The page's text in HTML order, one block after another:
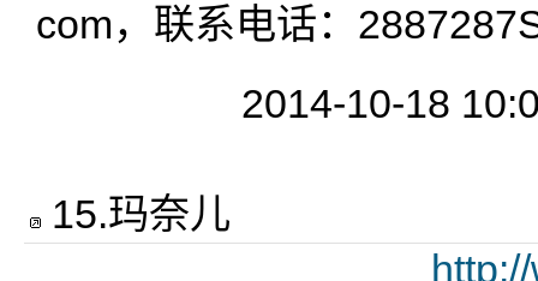
com，联系电话：
2014-10-18
15.玛奈儿